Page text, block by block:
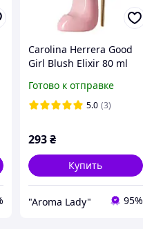
Carolina Herrera Good
Girl Blush Elixir 80 ml
Готово к отправке
5.0 (3)
293₴
Купить
"Aroma Lady" 95%